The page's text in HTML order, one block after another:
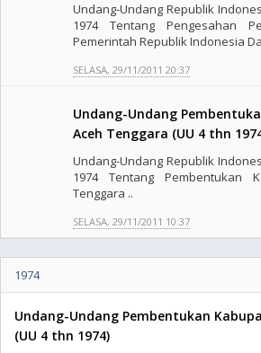
Undang-Undang Republik
1974 Tentang Pengesahan
Pemerintah Republik Indonesia
SELASA, 29/11/2011 20:37
Undang-Undang
Aceh Tenggara (UU 4 thn
Undang-Undang Republik
1974 Tentang Pembentukan
Tenggara ..
SELASA, 29/11/2011 10:37
1974
Undang-Undang Pembentukan
(UU 4 thn 1974)